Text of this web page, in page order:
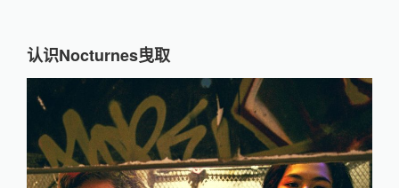
认识Nocturnes曳取